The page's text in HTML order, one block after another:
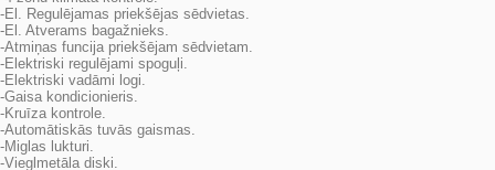
-El. Regulējamas priekšējas sēdvietas.
-El. Atverams bagažnieks.
-Atmiņas funcija priekšējam sēdvietam.
-Elektriski regulējami spoguļi.
-Elektriski vadāmi logi.
-Gaisa kondicionieris.
-Kruīza kontrole.
-Automātiskās tuvās gaismas.
-Miglas lukturi.
-Vieglmetāla diski.